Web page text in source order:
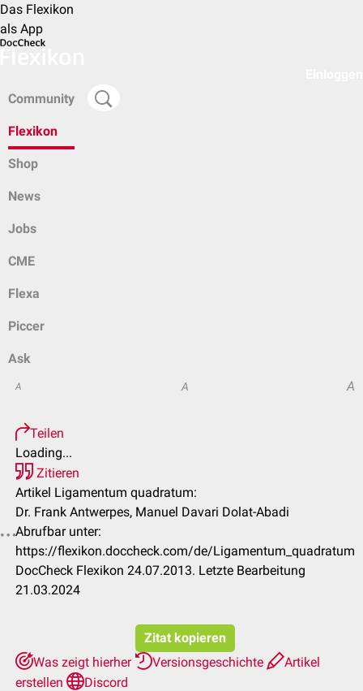
Das Flexikon
als App
Community
Flexikon
Shop
News
Jobs
CME
Flexa
Piccer
Ask
A A A
Teilen
Loading...
Zitieren
Artikel Ligamentum quadratum:
Dr. Frank Antwerpes, Manuel Davari Dolat-Abadi
Abrufbar unter:
https://flexikon.doccheck.com/de/Ligamentum_quadratum
DocCheck Flexikon 24.07.2013. Letzte Bearbeitung
21.03.2024
Zitat kopieren
Was zeigt hierher
Versionsgeschichte
Artikel
erstellen
Discord